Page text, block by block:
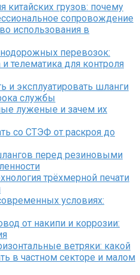
китайских грузов: почему
сопровождение
использования в
перевозок:
телематика для контроля
и эксплуатировать шланги
службы
луженые и зачем их
со СТЭФ от раскроя до
перед резиновыми
трёхмерной печати
условиях:
от накипи и коррозии:
ветряки: какой
в частном секторе и малом